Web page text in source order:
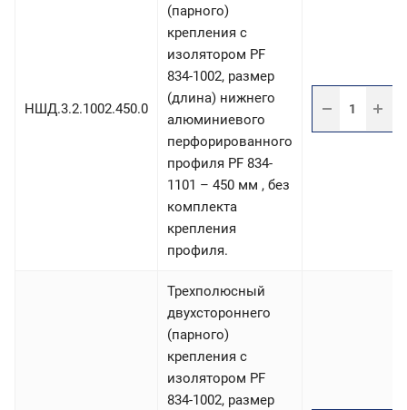
НШД.3.2.1002.450.0
(парного)
крепления с
изолятором PF
834-1002, размер
(длина) нижнего
алюминиевого
перфорированного
профиля PF 834-
1101 – 450 мм , без
комплекта
крепления
профиля.
Трехполюсный
двухстороннего
(парного)
крепления с
изолятором PF
834-1002, размер